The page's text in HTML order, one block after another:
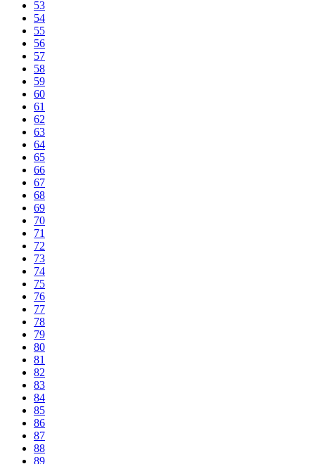
53
54
55
56
57
58
59
60
61
62
63
64
65
66
67
68
69
70
71
72
73
74
75
76
77
78
79
80
81
82
83
84
85
86
87
88
89